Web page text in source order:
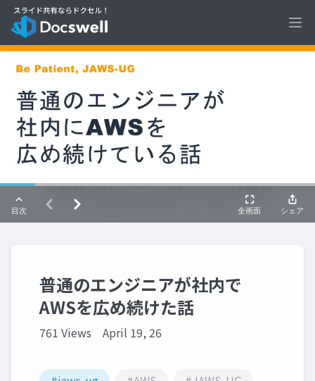
普通のエンジニアが社内で
AWSを広め続けた話
761 Views April 19, 26